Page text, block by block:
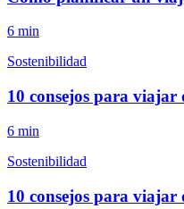
6 min
Sostenibilidad
10 consejos para viajar
6 min
Sostenibilidad
10 consejos para